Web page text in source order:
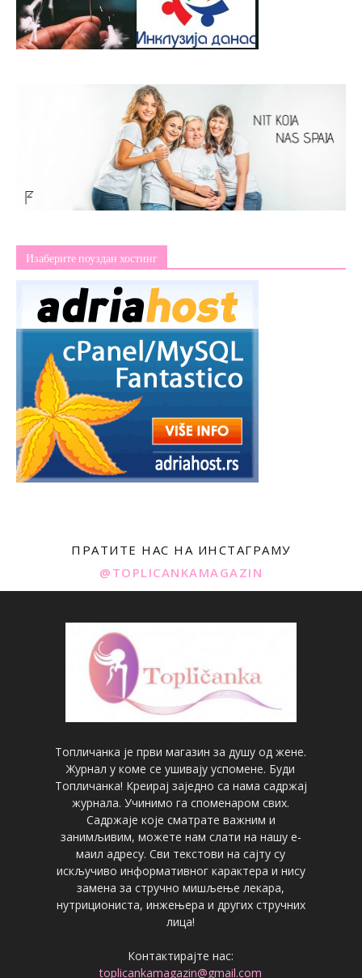
Изаберите поуздан хостинг
ПРАТИТЕ НАС НА ИНСТАГРАМУ
@TOPLICANKAMAGAZIN
Топличанка је први магазин за душу од жене.
Журнал у коме се ушивају успомене. Буди
Топличанка! Креирај заједно са нама садржај
журнала. Учинимо га споменаром свих.
Садржаје које сматрате важним и
занимљивим, можете нам слати на нашу е-
маил адресу. Сви текстови на сајту су
искључиво информативног карактера и нису
замена за стручно мишљење лекара,
нутрициониста, инжењера и других стручних
лица!
Контактирајте нас:
toplicankamagazin@gmail.com